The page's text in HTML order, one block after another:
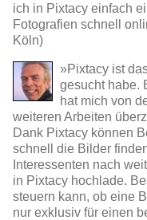
ich in Pixtacy einfach
Fotografien schnell
Köln)
»Pixtacy ist
gesucht habe.
hat mich von
weiteren Arbeiten
Dank Pixtacy können
schnell die Bilder
Interessenten nach
in Pixtacy hochlade.
steuern kann, ob eine
nur exklusiv für einen